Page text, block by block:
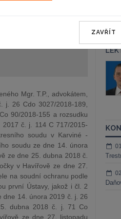
online kurz na využití
Mgr. T.P., advokátem,
26 Cdo 3027/2018-189,
90/2018-155 a rozsudku
č. j. 114 C 717/2015-
soudu v Karviné -
soudu ze dne 14. února
ze dne 25. dubna 2018 č.
v Havířově ze dne 27.
na soudní ochranu podle
první Ústavy, jakož i čl. 2
dne 14. února 2019 č. j. 26
dubna 2018 č. j. 71 Co
ze dne 27. listopadu
ZAVŘÍT